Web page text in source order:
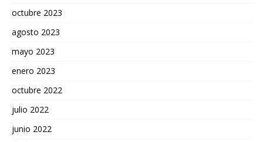
octubre 2023
agosto 2023
mayo 2023
enero 2023
octubre 2022
julio 2022
junio 2022